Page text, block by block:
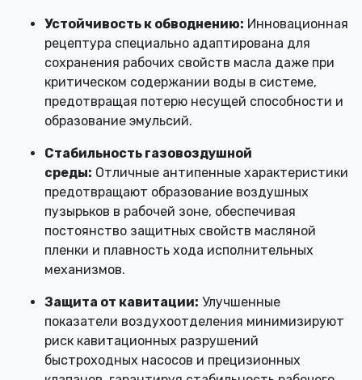
Устойчивость к обводнению: Инновационная
рецептура специально адаптирована для
сохранения рабочих свойств масла даже при
критическом содержании воды в системе,
предотвращая потерю несущей способности и
образование эмульсий.
Стабильность газовоздушной
среды: Отличные антипенные характеристики
предотвращают образование воздушных
пузырьков в рабочей зоне, обеспечивая
постоянство защитных свойств масляной
пленки и плавность хода исполнительных
механизмов.
Защита от кавитации: Улучшенные
показатели воздухоотделения минимизируют
риск кавитационных разрушений
быстроходных насосов и прецизионных